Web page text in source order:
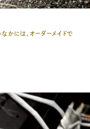
かには、オーダーメイドで